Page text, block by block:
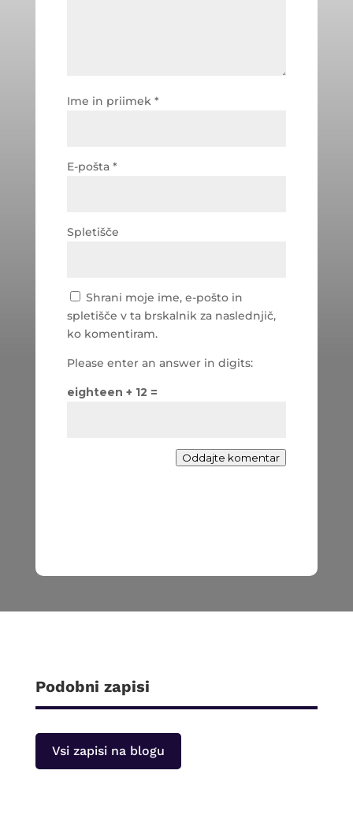
Ime in priimek *
E-pošta *
Spletišče
Shrani moje ime, e-pošto in
spletišče v ta brskalnik za naslednjič,
ko komentiram.
Please enter an answer in digits:
eighteen + 12 =
Oddajte komentar
Podobni zapisi
Vsi zapisi na blogu